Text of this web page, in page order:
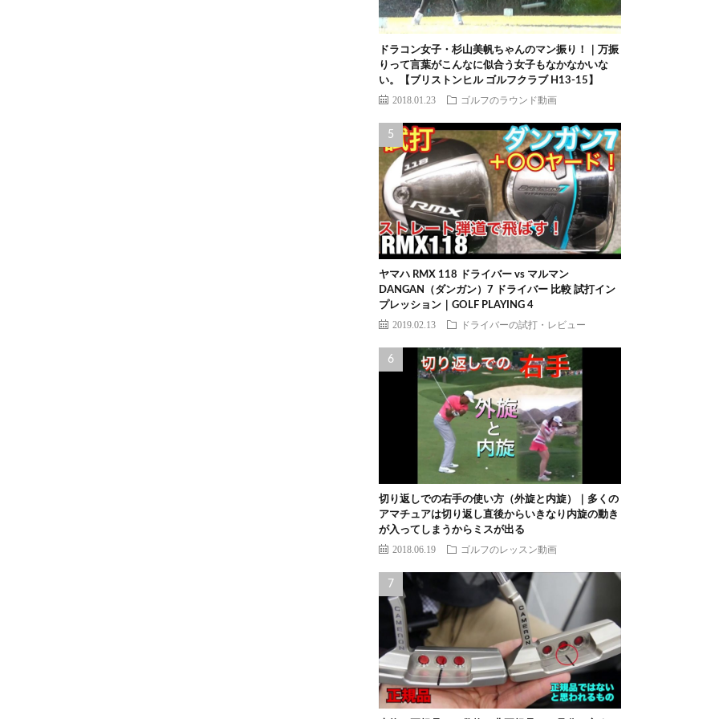
ドラコン女子・杉山美帆ちゃんのマン振り！｜万振
りって言葉がこんなに似合う女子もなかなかいな
い。【ブリストンヒル ゴルフクラブ H13-15】
2018.01.23 ゴルフのラウンド動画
ヤマハ RMX 118 ドライバー vs マルマン
DANGAN（ダンガン）7 ドライバー 比較 試打イン
プレッション｜GOLF PLAYING 4
2019.02.13 ドライバーの試打・レビュー
切り返しでの右手の使い方（外旋と内旋）｜多くの
アマチュアは切り返し直後からいきなり内旋の動き
が入ってしまうからミスが出る
2018.06.19 ゴルフのレッスン動画